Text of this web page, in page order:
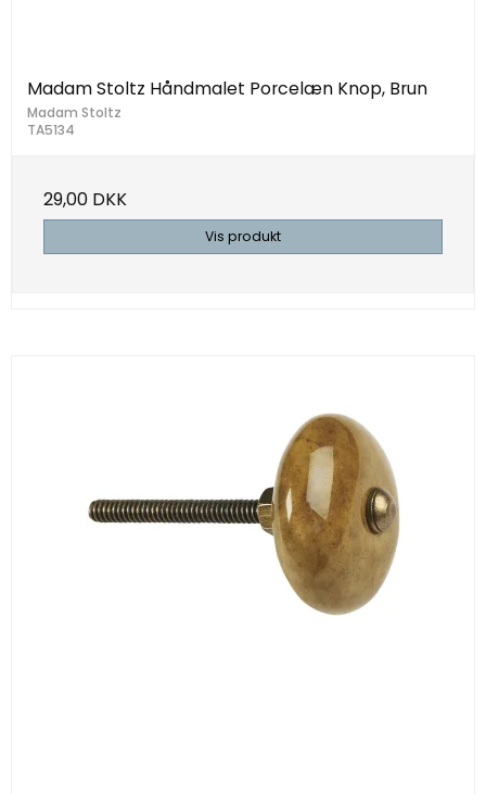
Madam Stoltz Håndmalet Porcelæn Knop, Brun
Madam Stoltz
TA5134
29,00 DKK
Vis produkt